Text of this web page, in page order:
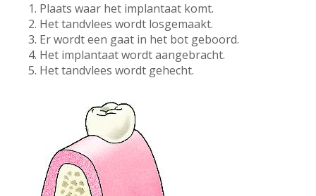
Plaats waar het implantaat komt.
Het tandvlees wordt losgemaakt.
Er wordt een gaat in het bot geboord.
Het implantaat wordt aangebracht.
Het tandvlees wordt gehecht.